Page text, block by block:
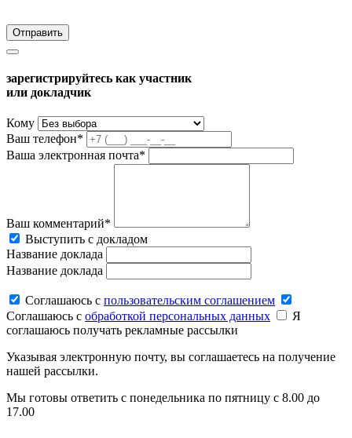
зарегистрируйтесь как участник
или докладчик
Кому
Ваш телефон*
Ваша электронная почта*
Ваш комментарий*
Выступить с докладом
Название доклада
Название доклада
Соглашаюсь c пользовательским соглашением
Соглашаюсь c обработкой персональных данных
Я
соглашаюсь получать рекламные рассылки
Указывая электронную почту, вы соглашаетесь на получение
нашей рассылки.
Мы готовы ответить с понедельника по пятницу с 8.00 до
17.00